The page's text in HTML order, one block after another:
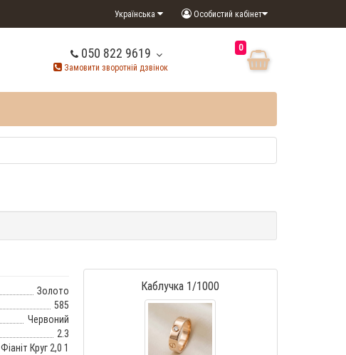
Особистий кабінет
Українська
050 822 9619
Замовити зворотній дзвінок
0
Золото
585
Червоний
2.3
Фіаніт Круг 2,0 1
Каблучка 1/1000